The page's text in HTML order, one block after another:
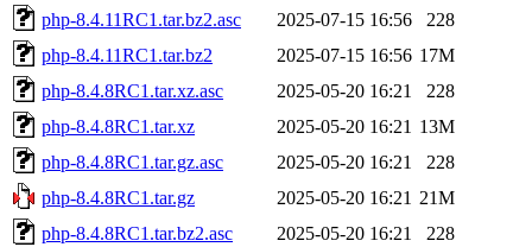
php-8.4.11RC1.tar.bz2.asc
2025-07-15 16:56
228
php-8.4.11RC1.tar.bz2
2025-07-15 16:56 17M
php-8.4.8RC1.tar.xz.asc
2025-05-20 16:21
228
php-8.4.8RC1.tar.xz
2025-05-20 16:21 13M
php-8.4.8RC1.tar.gz.asc
2025-05-20 16:21
228
php-8.4.8RC1.tar.gz
2025-05-20 16:21 21M
php-8.4.8RC1.tar.bz2.asc
2025-05-20 16:21
228